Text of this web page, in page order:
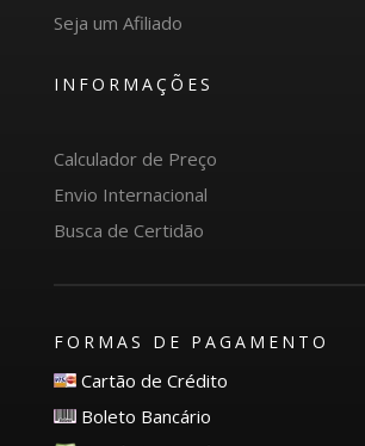
Seja um Afiliado
INFORMAÇÕES
Calculador de Preço
Envio Internacional
Busca de Certidão
FORMAS DE PAGAMENTO
Cartão de Crédito
Boleto Bancário